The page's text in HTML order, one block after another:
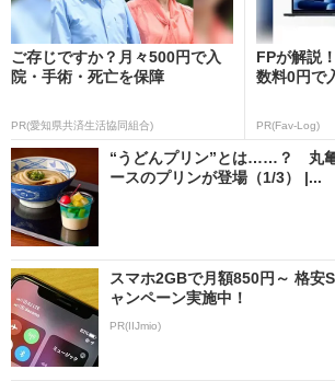
ご存じですか？月々500円で入
院・手術・死亡を保障
PR(愛知県共済生活協同組合)
FPが解説
数料0円で
PR(Fav-Log)
“うどんプリン”とは……？ 丸
ースのプリンが登場（1/3） |...
スマホ2GBで月額850円～ 格安
ャンペーン実施中！
PR(IIJmio)